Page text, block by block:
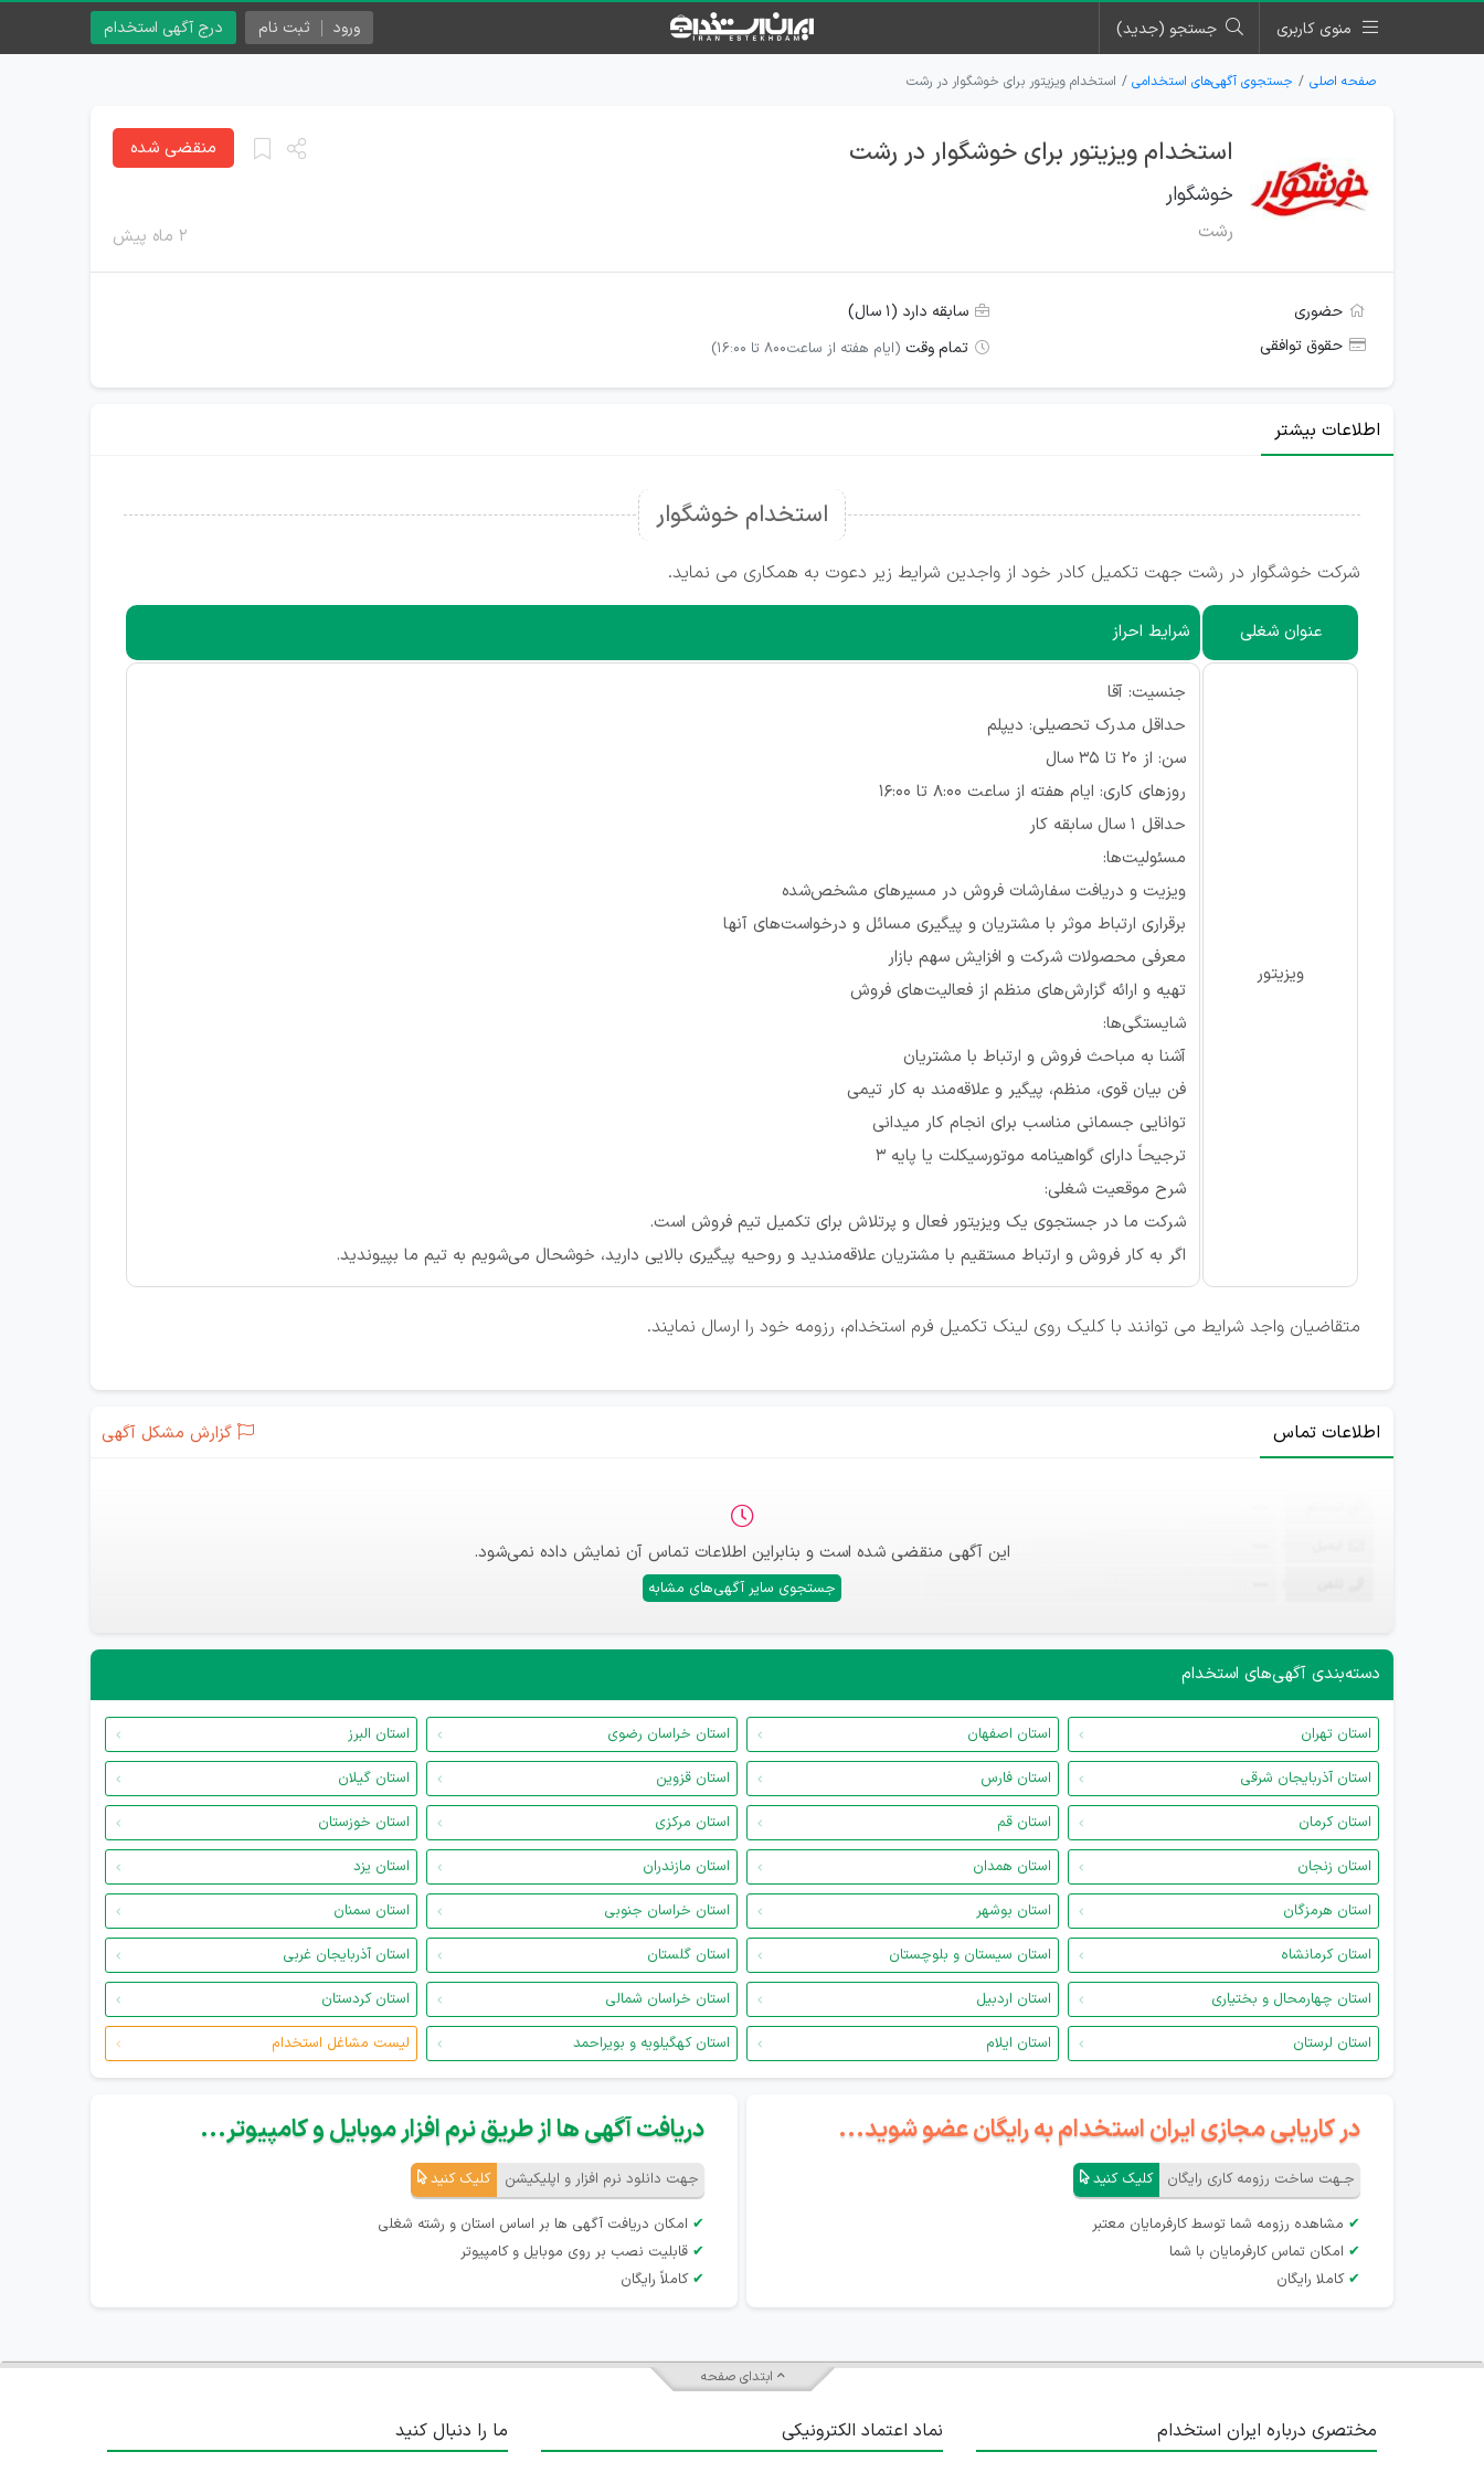
منوی کاربری جستجو (جدید) درج آگهی استخدام ورود ثبت نام
صفحه اصلی جستجوی آگهی‌های استخدامی استخدام ویزیتور برای خوشگوار در رشت
استخدام ویزیتور برای خوشگوار در رشت
خوشگوار
رشت ۲ ماه پیش
منقضی شده
حضوری
سابقه دارد (۱ سال)
حقوق توافقی
تمام وقت (ایام هفته از ساعت800 تا 16:00)
اطلاعات بیشتر
استخدام خوشگوار
شرکت خوشگوار در رشت جهت تکمیل کادر خود از واجدین شرایط زیر دعوت به همکاری می نماید.
عنوان شغلی شرایط احراز
ویزیتور
جنسیت: آقا
حداقل مدرک تحصیلی: دیپلم
سن: از 20 تا 35 سال
روزهای کاری: ایام هفته از ساعت 8:00 تا 16:00
حداقل 1 سال سابقه کار
مسئولیت‌ها:
ویزیت و دریافت سفارشات فروش در مسیرهای مشخص‌شده
برقراری ارتباط موثر با مشتریان و پیگیری مسائل و درخواست‌های آنها
معرفی محصولات شرکت و افزایش سهم بازار
تهیه و ارائه گزارش‌های منظم از فعالیت‌های فروش
شایستگی‌ها:
آشنا به مباحث فروش و ارتباط با مشتریان
فن بیان قوی، منظم، پیگیر و علاقه‌مند به کار تیمی
توانایی جسمانی مناسب برای انجام کار میدانی
ترجیحاً دارای گواهینامه موتورسیکلت یا پایه 3
شرح موقعیت شغلی:
شرکت ما در جستجوی یک ویزیتور فعال و پرتلاش برای تکمیل تیم فروش است.
اگر به کار فروش و ارتباط مستقیم با مشتریان علاقه‌مندید و روحیه پیگیری بالایی دارید، خوشحال می‌شویم به تیم ما بپیوندید.
متقاضیان واجد شرایط می توانند با کلیک روی لینک تکمیل فرم استخدام، رزومه خود را ارسال نمایند.
اطلاعات تماس گزارش مشکل آگهی
این آگهی منقضی شده است و بنابراین اطلاعات تماس آن نمایش داده نمی‌شود.
جستجوی سایر آگهی‌های مشابه
دسته‌بندی آگهی‌های استخدام
استان تهران استان اصفهان استان خراسان رضوی
استان البرز
استان آذربایجان شرقی
استان فارس استان قزوین
استان گیلان
استان کرمان
استان قم استان مرکزی
استان خوزستان
استان زنجان
استان همدان استان مازندران
استان یزد
استان هرمزگان
استان بوشهر استان خراسان جنوبی
استان سمنان
استان کرمانشاه
استان سیستان و بلوچستان استان گلستان
استان آذربایجان غربی
استان چهارمحال و بختیاری
استان اردبیل استان خراسان شمالی
استان کردستان
استان لرستان
استان ایلام استان کهگیلویه و بویراحمد لیست مشاغل استخدام
در کاریابی مجازی ایران استخدام به رایگان عضو شوید...
جـهت ساخت رزومه کاری رایگان کلیک کنید
✔ مشاهده رزومه شما توسط کارفرمایان معتبر
✔ امکان تماس کارفرمایان با شما
✔ کاملا رایگان
دریافت آگهی ها از طریق نرم افزار موبایل و کامپیوتر...
جهت دانلود نرم افزار و اپلیکیشن کلیک کنید
✔ امکان دریافت آگهی ها بر اساس استان و رشته شغلی
✔ قابلیت نصب بر روی موبایل و کامپیوتر
✔ کاملاً رایگان
ابتدای صفحه
مختصری درباره ایران استخدام نماد اعتماد الکترونیکی ما را دنبال کنید